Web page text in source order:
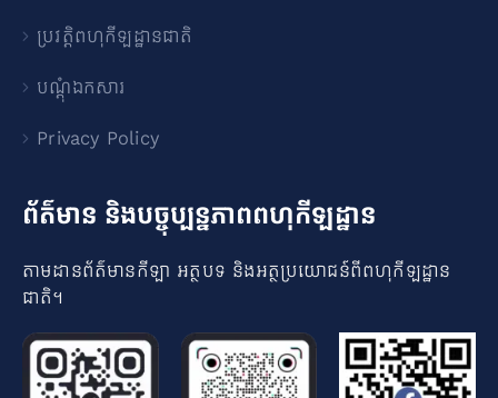
ប្រវត្តិពហុកីឡដ្ឋានជាតិ
បណ្ដុំឯកសារ
Privacy Policy
ព័ត៌មាន និងបច្ចុប្បន្នភាពពហុកីឡដ្ឋាន
តាមដានព័ត៌មានកីឡា អត្ថបទ និងអត្ថប្រយោជន៍ពីពហុកីឡដ្ឋាន
ជាតិ​។